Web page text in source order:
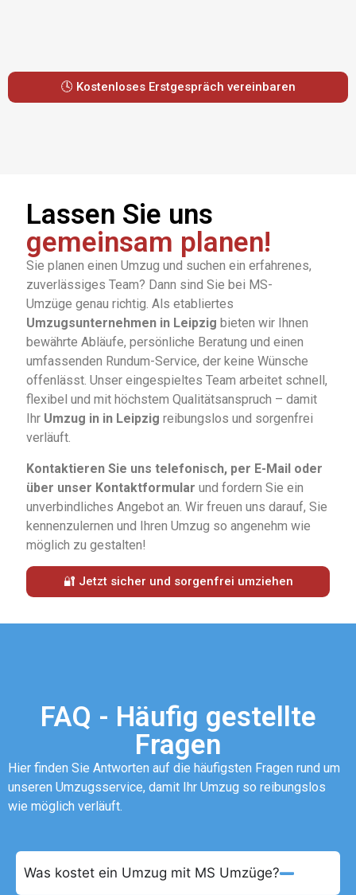
🕓 Kostenloses Erstgespräch vereinbaren
Lassen Sie uns
gemeinsam planen!
Sie planen einen Umzug und suchen ein erfahrenes,
zuverlässiges Team? Dann sind Sie bei MS-
Umzüge genau richtig. Als etabliertes
Umzugsunternehmen in Leipzig bieten wir Ihnen
bewährte Abläufe, persönliche Beratung und einen
umfassenden Rundum-Service, der keine Wünsche
offenlässt. Unser eingespieltes Team arbeitet schnell,
flexibel und mit höchstem Qualitätsanspruch – damit
Ihr Umzug in in Leipzig reibungslos und sorgenfrei
verläuft.
Kontaktieren Sie uns telefonisch, per E-Mail oder
über unser Kontaktformular und fordern Sie ein
unverbindliches Angebot an. Wir freuen uns darauf, Sie
kennenzulernen und Ihren Umzug so angenehm wie
möglich zu gestalten!
🔐 Jetzt sicher und sorgenfrei umziehen
FAQ - Häufig gestellte
Fragen
Hier finden Sie Antworten auf die häufigsten Fragen rund um
unseren Umzugsservice, damit Ihr Umzug so reibungslos
wie möglich verläuft.
Was kostet ein Umzug mit MS Umzüge?